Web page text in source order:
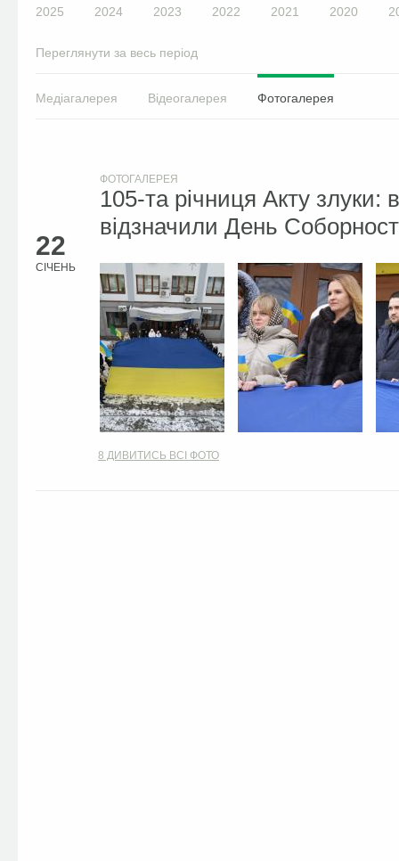
2025 2024 2023 2022 2021 2020
Переглянути за весь період
Медіагалерея Відеогалерея Фотогалерея
22
СІЧЕНЬ
ФОТОГАЛЕРЕЯ
105-та річниця Акту злуки:
відзначили День
8 ДИВИТИСЬ ВСІ ФОТО